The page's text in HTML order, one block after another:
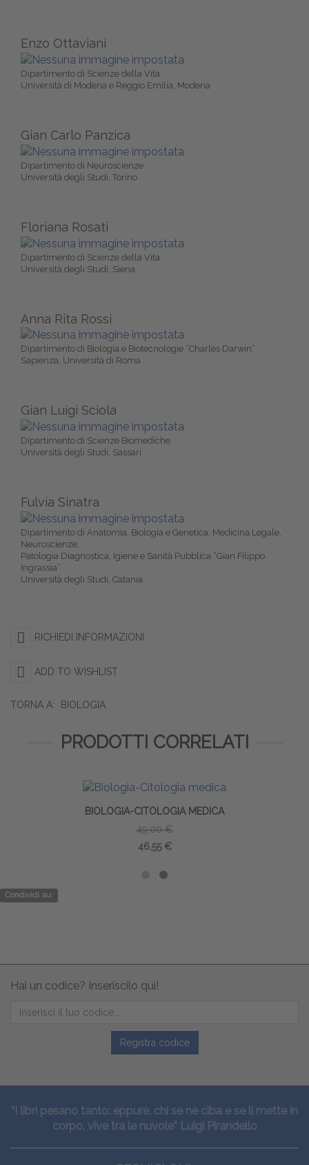
Enzo Ottaviani
Dipartimento di Scienze della Vita
Università di Modena e Reggio Emilia, Modena
Gian Carlo Panzica
Dipartimento di Neuroscienze
Università degli Studi, Torino
Floriana Rosati
Dipartimento di Scienze della Vita
Università degli Studi, Siena
Anna Rita Rossi
Dipartimento di Biologia e Biotecnologie “Charles Darwin”
Sapienza, Università di Roma
Gian Luigi Sciola
Dipartimento di Scienze Biomediche
Università degli Studi, Sassari
Fulvia Sinatra
Dipartimento di Anatomia, Biologia e Genetica, Medicina Legale,
Neuroscienze,
Patologia Diagnostica, Igiene e Sanità Pubblica “Gian Filippo
Ingrassia”
Università degli Studi, Catania
RICHIEDI INFORMAZIONI
ADD TO WISHLIST
TORNA A: BIOLOGIA
PRODOTTI CORRELATI
BIOLOGIA-CITOLOGIA MEDICA
49,00 €
46,55 €
Condividi su:
Hai un codice? Inseriscilo qui!
Registra codice
“I libri pesano tanto: eppure, chi se ne ciba e se li mette in
corpo, vive tra le nuvole” Luigi Pirandello